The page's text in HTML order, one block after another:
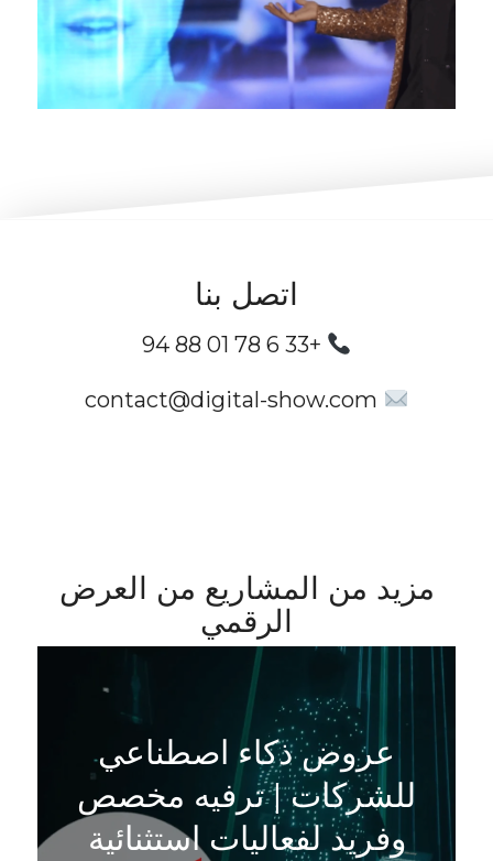
اتصل بنا
+33 6 78 01 88 94
مزيد من المشاريع من العرض
الرقمي
عروض ذكاء اصطناعي
للشركات | ترفيه مخصص
وفريد لفعاليات استثنائية